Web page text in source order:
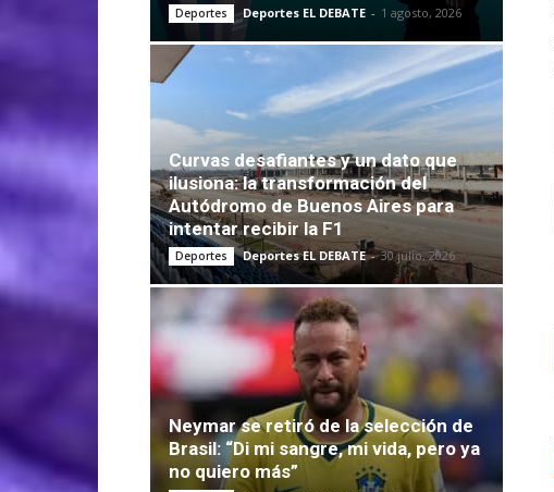
Deportes Deportes EL DEBATE - 1 agosto, 2026
Curvas desafiantes y un dato que
ilusiona: la transformación del
Autódromo de Buenos Aires para
intentar recibir la F1
Deportes Deportes EL DEBATE - 30 julio, 2026
Neymar se retiró de la selección de
Brasil: “Di mi sangre, mi vida, pero ya
no quiero más”